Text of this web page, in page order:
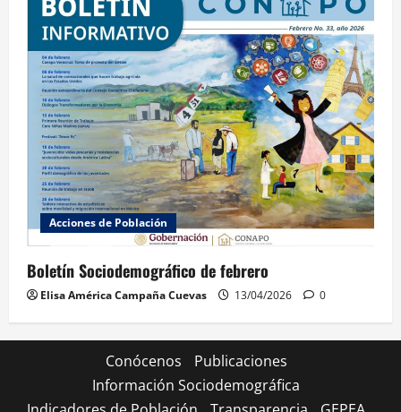
Acciones de Población
Boletín Sociodemográfico de febrero
Elisa América Campaña Cuevas 13/04/2026 0
Conócenos
Publicaciones
Información Sociodemográfica